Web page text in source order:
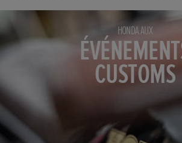
HONDA AUX
CUSTOMS